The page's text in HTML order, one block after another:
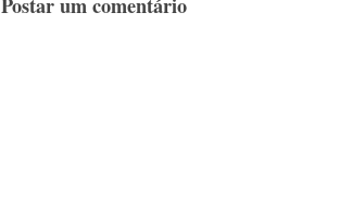
Postar um comentário